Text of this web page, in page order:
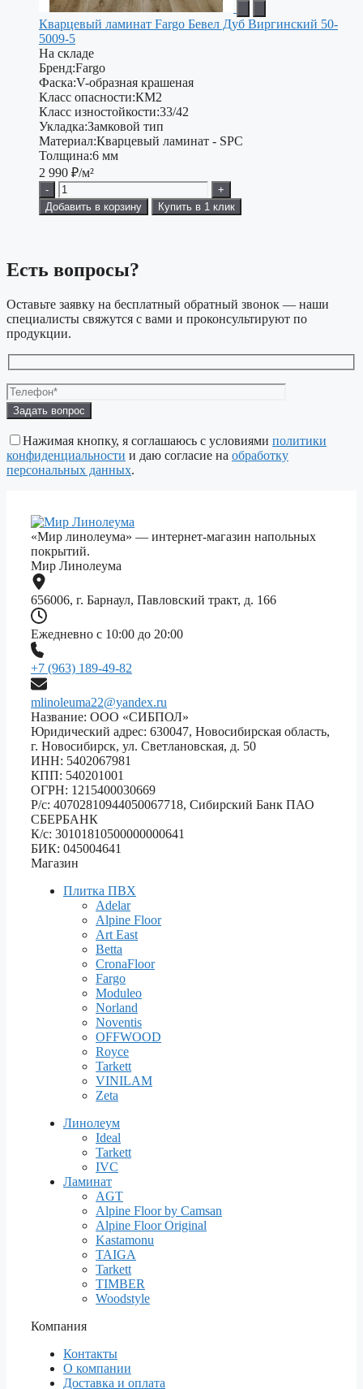
Кварцевый ламинат Fargo Бевел Дуб Виргинский 50-
5009-5
На складе
Бренд:Fargo
Фаска:V-образная крашеная
Класс опасности:КМ2
Класс изностойкости:33/42
Укладка:Замковой тип
Материал:Кварцевый ламинат - SPC
Толщина:6 мм
2 990 ₽/м²
-
+
Добавить в корзину
Купить в 1 клик
Есть вопросы?
Оставьте заявку на бесплатный обратный звонок — наши
специалисты свяжутся с вами и проконсультируют по
продукции.
Оставьте
это
поле
пустым.
Нажимая кнопку, я соглашаюсь с условиями политики
конфиденциальности и даю согласие на обработку
персональных данных.
«Мир линолеума» — интернет-магазин напольных
покрытий.
Мир Линолеума
656006, г. Барнаул, Павловский тракт, д. 166
Ежедневно с 10:00 до 20:00
+7 (963) 189-49-82
mlinoleuma22@yandex.ru
Название: ООО «СИБПОЛ»
Юридический адрес: 630047, Новосибирская область,
г. Новосибирск, ул. Светлановская, д. 50
ИНН: 5402067981
КПП: 540201001
ОГРН: 1215400030669
Р/с: 40702810944050067718, Сибирский Банк ПАО
СБЕРБАНК
К/с: 30101810500000000641
БИК: 045004641
Магазин
Плитка ПВХ
Adelar
Alpine Floor
Art East
Betta
CronaFloor
Fargo
Moduleo
Norland
Noventis
OFFWOOD
Royce
Tarkett
VINILAM
Zeta
Линолеум
Ideal
Tarkett
IVC
Ламинат
AGT
Alpine Floor by Camsan
Alpine Floor Original
Kastamonu
TAIGA
Tarkett
TIMBER
Woodstyle
Компания
Контакты
О компании
Доставка и оплата